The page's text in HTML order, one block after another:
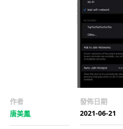
作者
唐美鳳
發佈日期
2021-06-21